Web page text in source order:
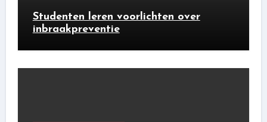
Studenten leren voorlichten over
inbraakpreventie